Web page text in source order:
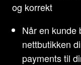
og korrekt
Når en kunde
nettbutikken
payments til